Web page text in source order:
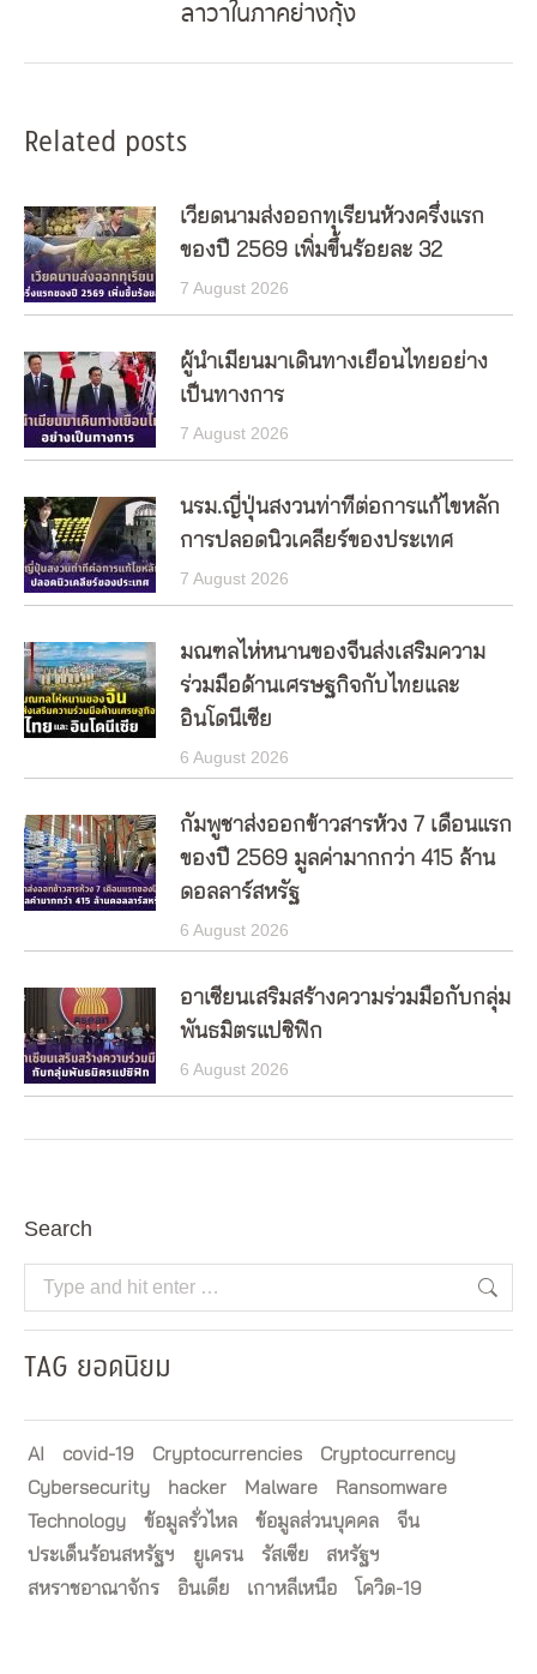
post:
ลาวาในภาคย่างกุ้ง
Related posts
เวียดนามส่งออกทุเรียนห้วงครึ่งแรก
ของปี 2569 เพิ่มขึ้นร้อยละ 32
7 August 2026
ผู้นำเมียนมาเดินทางเยือนไทยอย่าง
เป็นทางการ
7 August 2026
นรม.ญี่ปุ่นสงวนท่าทีต่อการแก้ไขหลัก
การปลอดนิวเคลียร์ของประเทศ
7 August 2026
มณฑลไห่หนานของจีนส่งเสริมความ
ร่วมมือด้านเศรษฐกิจกับไทยและ
อินโดนีเซีย
6 August 2026
กัมพูชาส่งออกข้าวสารห้วง 7 เดือนแรก
ของปี 2569 มูลค่ามากกว่า 415 ล้าน
ดอลลาร์สหรัฐ
6 August 2026
อาเซียนเสริมสร้างความร่วมมือกับกลุ่ม
พันธมิตรแปซิฟิก
6 August 2026
Search
Search:
TAG ยอดนิยม
AI covid-19 Cryptocurrencies
Cryptocurrency
Cybersecurity
hacker Malware
Ransomware
Technology
ข้อมูลรั่วไหล ข้อมูลส่วนบุคคล
จีน
ประเด็นร้อนสหรัฐฯ
ยูเครน รัสเซีย
สหรัฐฯ
สหราชอาณาจักร
อินเดีย เกาหลีเหนือ โควิด-19